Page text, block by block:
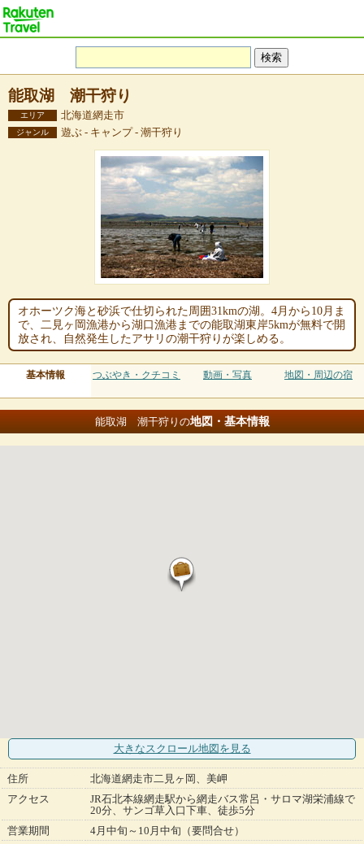
能取湖 潮干狩り
エリア 北海道網走市
ジャンル 遊ぶ - キャンプ - 潮干狩り
オホーツク海と砂浜で仕切られた周囲31kmの湖。4月から10月ま
で、二見ヶ岡漁港から湖口漁港までの能取湖東岸5kmが無料で開
放され、自然発生したアサリの潮干狩りが楽しめる。
基本情報 つぶやき・クチコミ 動画・写真 地図・周辺の宿
能取湖 潮干狩りの地図・基本情報
大きなスクロール地図 を見る
住所
北海道網走市二見ヶ岡、美岬
アクセス
JR石北本線網走駅から網走バス常呂・サロマ湖栄浦線で
20分、サンゴ草入口下車、徒歩5分
営業期間
4月中旬～10月中旬（要問合せ）